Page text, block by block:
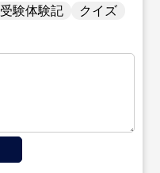
受験体験記
クイズ